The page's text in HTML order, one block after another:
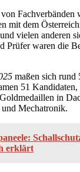
Fachverbänden
mit dem
vielen anderen
Prüfer waren die
maßen sich rund
51
in
Mechatronik.
erklärt